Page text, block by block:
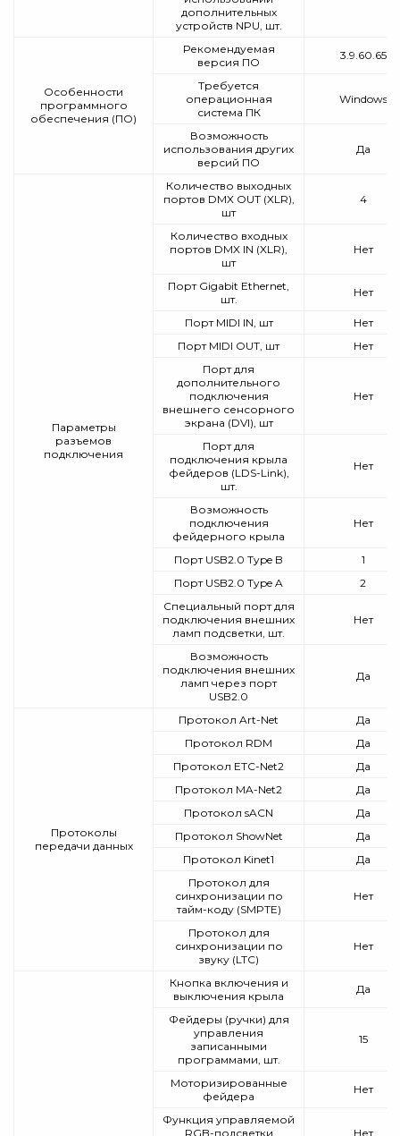
дополнительных
устройств NPU, шт.
Особенности
программного
обеспечения (ПО)
Рекомендуемая
версия ПО
3.9.60.65
Требуется
операционная
система ПК
Windows
Возможность
использования других
версий ПО
Да
Параметры
разъемов
подключения
Количество выходных
портов DMX OUT (XLR),
шт
4
Количество входных
портов DMX IN (XLR),
шт
Нет
Порт Gigabit Ethernet,
шт.
Нет
Порт MIDI IN, шт
Нет
Порт MIDI OUT, шт
Нет
Порт для
дополнительного
подключения
внешнего сенсорного
экрана (DVI), шт
Нет
Порт для
подключения крыла
фейдеров (LDS-Link),
шт.
Нет
Возможность
подключения
фейдерного крыла
Нет
Порт USB2.0 Type B
1
Порт USB2.0 Type A
2
Специальный порт для
подключения внешних
ламп подсветки, шт.
Нет
Возможность
подключения внешних
ламп через порт
USB2.0
Да
Протоколы
передачи данных
Протокол Art-Net
Да
Протокол RDM
Да
Протокол ETC-Net2
Да
Протокол MA-Net2
Да
Протокол sACN
Да
Протокол ShowNet
Да
Протокол Kinet1
Да
Протокол для
синхронизации по
тайм-коду (SMPTE)
Нет
Протокол для
синхронизации по
звуку (LTC)
Нет
Кнопка включения и
выключения крыла
Да
Фейдеры (ручки) для
управления
записанными
программами, шт.
15
Моторизированные
фейдера
Нет
Функция управляемой
RGB-подсветки
Нет